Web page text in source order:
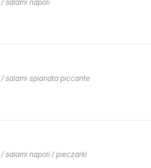
salami napoli
salami spianata piccante
salami napoli / pieczarki